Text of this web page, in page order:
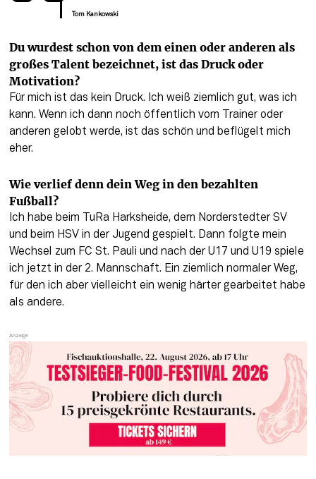
Tom Kankowski
Du wurdest schon von dem einen oder anderen als
großes Talent bezeichnet, ist das Druck oder
Motivation?
Für mich ist das kein Druck. Ich weiß ziemlich gut, was ich
kann. Wenn ich dann noch öffentlich vom Trainer oder
anderen gelobt werde, ist das schön und beflügelt mich
eher.
Wie verlief denn dein Weg in den bezahlten
Fußball?
Ich habe beim TuRa Harksheide, dem Norderstedter SV
und beim HSV in der Jugend gespielt. Dann folgte mein
Wechsel zum FC St. Pauli und nach der U17 und U19 spiele
ich jetzt in der 2. Mannschaft. Ein ziemlich normaler Weg,
für den ich aber vielleicht ein wenig härter gearbeitet habe
als andere.